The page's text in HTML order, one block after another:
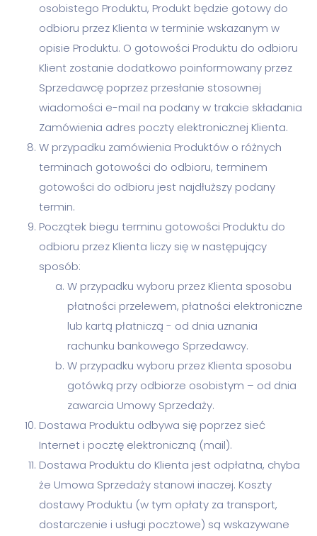
osobistego Produktu, Produkt będzie gotowy do
odbioru przez Klienta w terminie wskazanym w
opisie Produktu. O gotowości Produktu do odbioru
Klient zostanie dodatkowo poinformowany przez
Sprzedawcę poprzez przesłanie stosownej
wiadomości e-mail na podany w trakcie składania
Zamówienia adres poczty elektronicznej Klienta.
W przypadku zamówienia Produktów o różnych
terminach gotowości do odbioru, terminem
gotowości do odbioru jest najdłuższy podany
termin.
Początek biegu terminu gotowości Produktu do
odbioru przez Klienta liczy się w następujący
sposób:
W przypadku wyboru przez Klienta sposobu
płatności przelewem, płatności elektroniczne
lub kartą płatniczą - od dnia uznania
rachunku bankowego Sprzedawcy.
W przypadku wyboru przez Klienta sposobu
gotówką przy odbiorze osobistym – od dnia
zawarcia Umowy Sprzedaży.
Dostawa Produktu odbywa się poprzez sieć
Internet i pocztę elektroniczną (mail).
Dostawa Produktu do Klienta jest odpłatna, chyba
że Umowa Sprzedaży stanowi inaczej. Koszty
dostawy Produktu (w tym opłaty za transport,
dostarczenie i usługi pocztowe) są wskazywane